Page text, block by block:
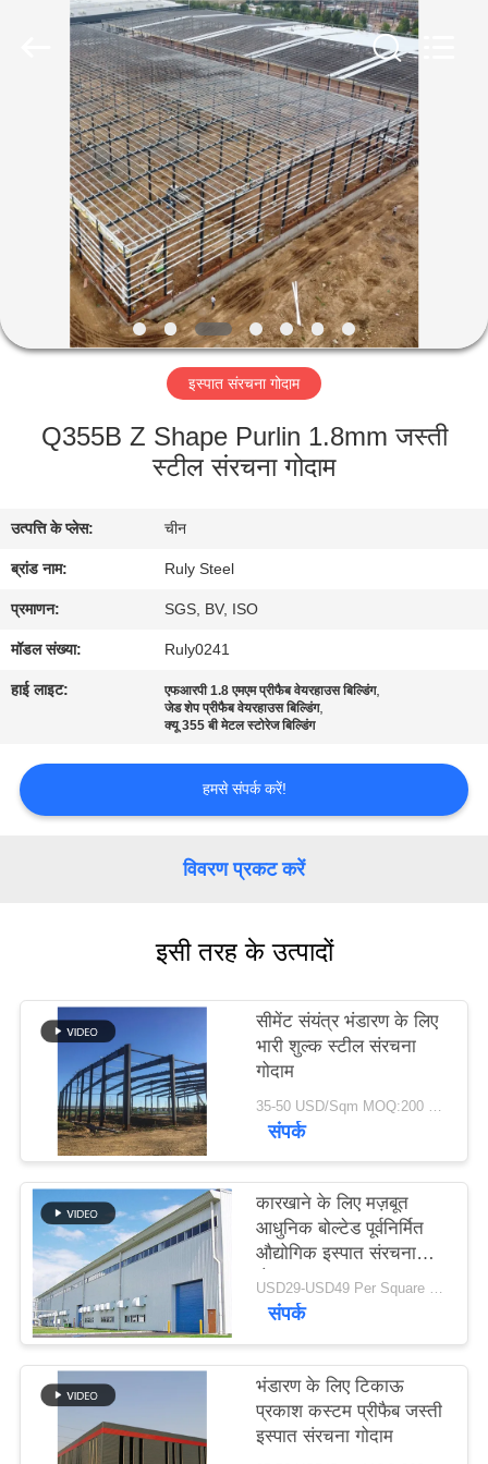
उत्पादों
वीडियो
वीआर
दिखाएँ
हमारे
कारखाना
भ्रमण
गुणवत्ता
संपर्क
करें
समाधान
BLOG
SITEMAP
PRIVACY
POLICY
इस्पात संरचना गोदाम
Q355B Z Shape Purlin 1.8mm जस्ती
स्टील संरचना गोदाम
उत्पत्ति के प्लेस: चीन
ब्रांड नाम: Ruly Steel
प्रमाणन: SGS, BV, ISO
मॉडल संख्या: Ruly0241
हाई लाइट: एफआरपी 1.8 एमएम प्रीफैब वेयरहाउस बिल्डिंग,
जेड शेप प्रीफैब वेयरहाउस बिल्डिंग,
क्यू 355 बी मेटल स्टोरेज बिल्डिंग
हमसे संपर्क करें!
विवरण प्रकट करें
इसी तरह के उत्पादों
सीमेंट संयंत्र भंडारण के लिए
भारी शुल्क स्टील संरचना
गोदाम
35-50 USD/Sqm MOQ:200 वर्गमीटर
संपर्क
कारखाने के लिए मज़बूत
आधुनिक बोल्टेड पूर्वनिर्मित
औद्योगिक इस्पात संरचना
गोदाम
USD29-USD49 Per Square Meter MOQ:200 वर्ग मीटर
संपर्क
भंडारण के लिए टिकाऊ
प्रकाश कस्टम प्रीफैब जस्ती
इस्पात संरचना गोदाम